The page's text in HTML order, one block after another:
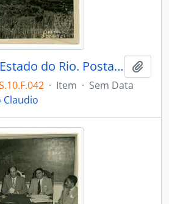
. Água Raposo. Estado do Rio. Postal Fotoarte. Rio de Janeiro.
· Item · Sem Data
Claudio